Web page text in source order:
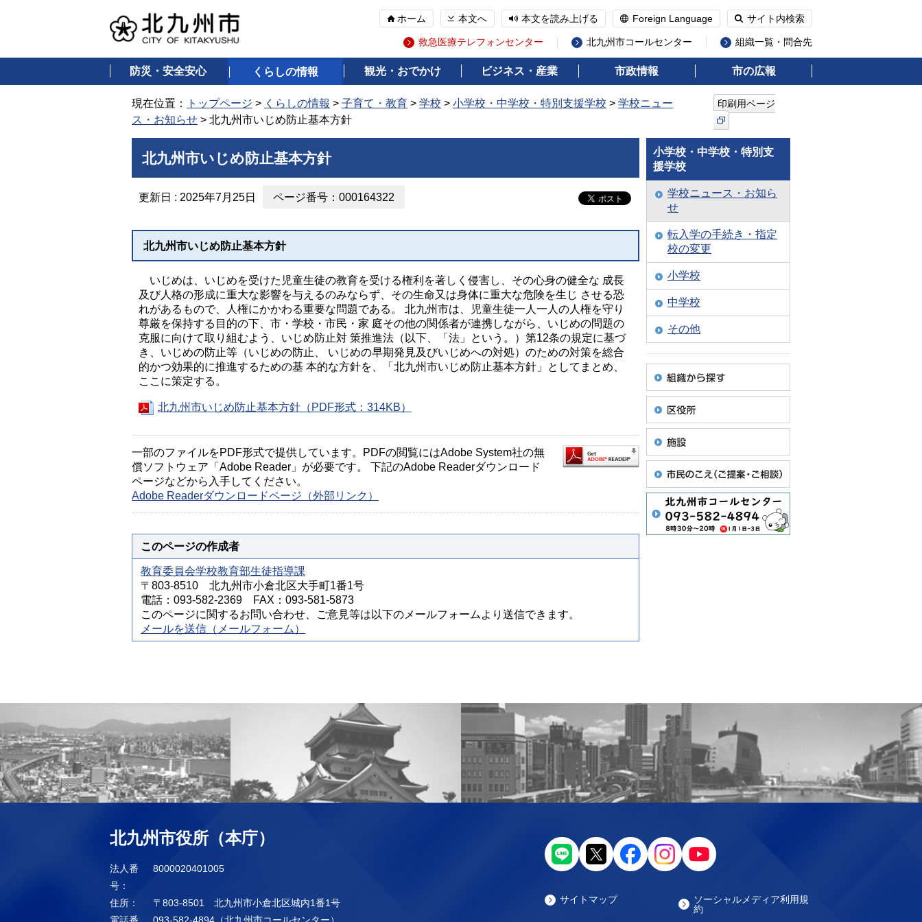
ホーム 本文へ 本文を読み上げる Foreign Language サイト内検索
救急医療テレフォンセンター 北九州市コールセンター 組織一覧・問合先
防災・安全安心 くらしの情報 観光・おでかけ ビジネス・産業 市政情報 市の広報
現在位置： トップページ > くらしの情報 > 子育て・教育 > 学校 > 小学校・中学校・特別支援学校 > 学校ニュー
ス・お知らせ > 北九州市いじめ防止基本方針
印刷用ページ
北九州市いじめ防止基本方針
更新日 : 2025年7月25日 ページ番号：000164322
北九州市いじめ防止基本方針
いじめは、いじめを受けた児童生徒の教育を受ける権利を著しく侵害し、その心身の健全な 成長
及び人格の形成に重大な影響を与えるのみならず、その生命又は身体に重大な危険を生じ させる恐
れがあるもので、人権にかかわる重要な問題である。 北九州市は、児童生徒一人一人の人権を守り
尊厳を保持する目的の下、市・学校・市民・家 庭その他の関係者が連携しながら、いじめの問題の
克服に向けて取り組むよう、いじめ防止対 策推進法（以下、「法」という。）第12条の規定に基づ
き、いじめの防止等（いじめの防止、 いじめの早期発見及びいじめへの対処）のための対策を総合
的かつ効果的に推進するための基 本的な方針を、「北九州市いじめ防止基本方針」としてまとめ、
ここに策定する。
北九州市いじめ防止基本方針（PDF形式：314KB）
一部のファイルをPDF形式で提供しています。PDFの閲覧にはAdobe System社の無
償ソフトウェア「Adobe Reader」が必要です。 下記のAdobe Readerダウンロード
ページなどから入手してください。
Adobe Readerダウンロードページ（外部リンク）
このページの作成者
教育委員会学校教育部生徒指導課
〒803-8510 北九州市小倉北区大手町1番1号
電話：093-582-2369 FAX：093-581-5873
このページに関するお問い合わせ、ご意見等は以下のメールフォームより送信できます。
メールを送信（メールフォーム）
小学校・中学校・特別支
援学校
学校ニュース・お知ら
せ
転入学の手続き・指定
校の変更
小学校
中学校
その他
北九州市役所（本庁）
法人番
号：
8000020401005
住所：
〒803-8501 北九州市小倉北区城内1番1号
電話番
093-582-4894（北九州市コールセンター）
サイトマップ
ソーシャルメディア利用規
約